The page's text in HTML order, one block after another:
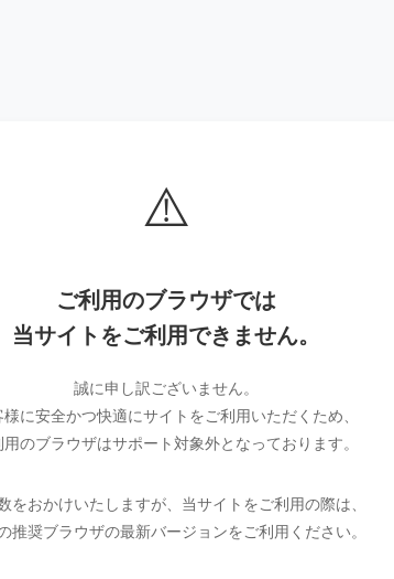
⚠️
ご利用のブラウザでは
当サイトをご利用できません。
誠に申し訳ございません。
様に安全かつ快適にサイトをご利用いただくため、
用のブラウザはサポート対象外となっております。
をおかけいたしますが、当サイトをご利用の際は、
推奨ブラウザの最新バージョンをご利用ください。